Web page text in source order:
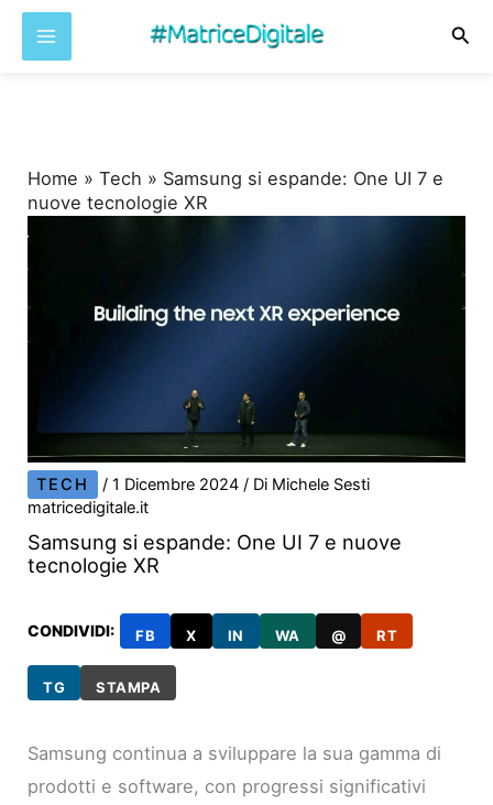
Home »Tech » Samsung si espande: One UI 7 e
nuove tecnologie XR
TECH /1 Dicembre 2024/ Di Michele Sesti
matricedigitale.it
Samsung si espande: One UI 7 e nuove
tecnologie XR
CONDIVIDI: FB X IN WA @ RT
TG STAMPA
Samsung continua a sviluppare la sua gamma di
prodotti e software, con progressi significativi